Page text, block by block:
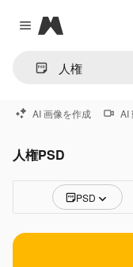
Close menu
Magnific
AI 画像を作成 AI
人権PSD
PSD